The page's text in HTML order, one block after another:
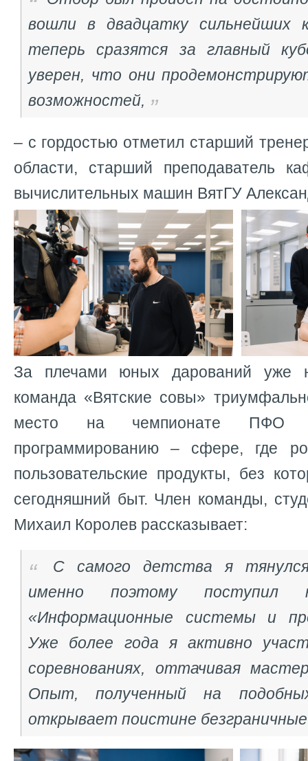
вошли в двадцатку сильнейших
теперь сразятся за главный
уверен, что они
возможностей,
– с гордостью отметил старший
области, старший преподаватель
вычислительных машин ВятГУ
За плечами юных дарований уже
команда «Вятские совы»
место на чемпионате ПФО
программированию – сфере, где
пользовательские продукты, без
сегодняшний быт. Член команды,
Михаил Королев рассказывает:
С самого детства я
именно поэтому поступил
«Информационные системы и
Уже более года я активно
соревнованиях, оттачивая
Опыт, полученный на подобных
открывает поистине